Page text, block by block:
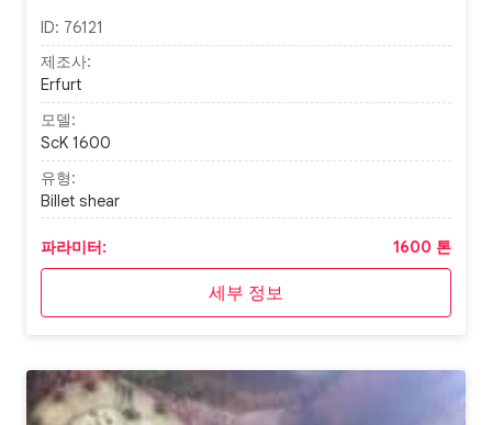
ID: 76121
제조사:
Erfurt
모델:
ScK 1600
유형:
Billet shear
파라미터: 1600 톤
세부 정보